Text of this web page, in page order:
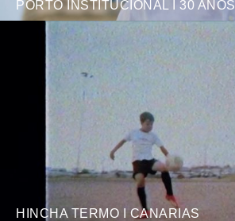
PORTO INSTITUCIONAL I 30 AÑOS
HINCHA TERMO I CANARIAS